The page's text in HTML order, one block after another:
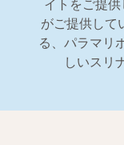
イトをご提
がご提供して
る、パラマリ
しいスリ